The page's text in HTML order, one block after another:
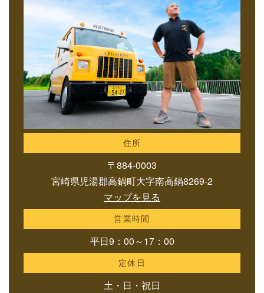
住所
〒884-0003
宮崎県児湯郡高鍋町大字南高鍋8269-2
マップを見る
営業時間
平日9：00～17：00
定休日
土・日・祝日